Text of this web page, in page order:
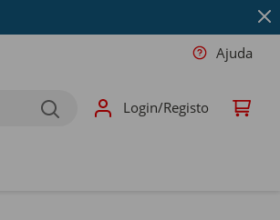
Ajuda
Login/Registo